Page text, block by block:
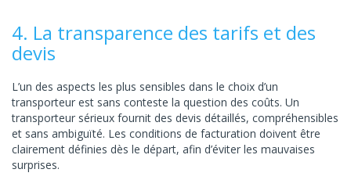
4. La transparence des tarifs et des
devis
L’un des aspects les plus sensibles dans le choix d’un
transporteur est sans conteste la question des coûts. Un
transporteur sérieux fournit des devis détaillés, compréhensibles
et sans ambiguïté. Les conditions de facturation doivent être
clairement définies dès le départ, afin d’éviter les mauvaises
surprises.